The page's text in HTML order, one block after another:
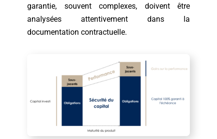
garantie, souvent complexes, doivent être
analysées attentivement dans la
documentation contractuelle.